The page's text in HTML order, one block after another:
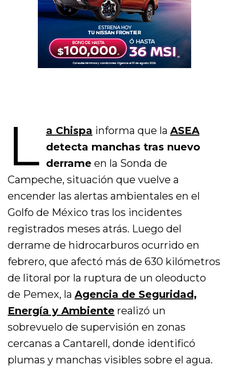
L a Chispa informa que la ASEA
detecta manchas tras nuevo
derrameen la Sonda de
Campeche, situación que vuelve a
encender las alertas ambientales en el
Golfo de México tras los incidentes
registrados meses atrás. Luego del
derrame de hidrocarburos ocurrido en
febrero, que afectó más de 630 kilómetros
de litoral por la ruptura de un oleoducto
de Pemex, laAgencia de Seguridad,
Energía y Ambiente realizó un
sobrevuelo de supervisión en zonas
cercanas a Cantarell, donde identificó
plumas y manchas visibles sobre el agua.